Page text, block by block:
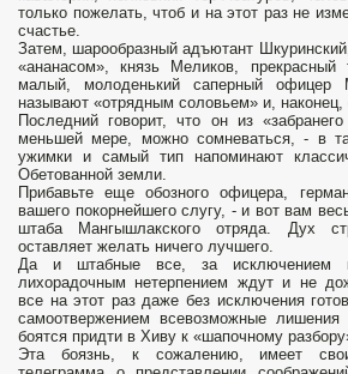
только пожелать, чтоб и на этот раз не
счастье.
Затем, шарообразный адъютант
«ананасом», князь Меликов,
малый, молоденький саперный офицер
называют «отрядным соловьем» и, наконец,
Последний говорит, что он из
меньшей мере, можно сомневаться, - в
ужимки и самый тип напоминают
Обетованной земли.
Прибавьте еще обозного офицера,
вашего покорнейшего слугу, - и вот вам
штаба Мангышлакского отряда. Дух
оставляет желать ничего лучшего.
Да и штабные все, за исключением
лихорадочным нетерпением ждут и не
все на этот раз даже без исключения
самоотвержением всевозможные
боятся придти в Хиву к «шапочному
Эта боязнь, к сожалению, имеет